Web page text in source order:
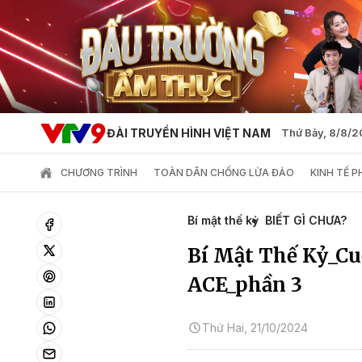
ĐÀI TRUYỀN HÌNH VIỆT NAM Thứ Bảy, 8/8/
CHƯƠNG TRÌNH TOÀN DÂN CHỐNG LỪA ĐẢO KINH TẾ
Bí mật thế kỷ BIẾT GÌ CHƯA?
Bí Mật Thế
ACE_phần 3
Thứ Hai, 21/10/2024